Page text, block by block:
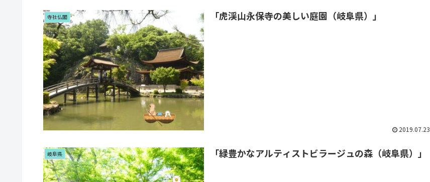
寺社仏閣 「虎渓山永保寺の美しい庭園（岐阜県）」
2019.07.23
岐阜県 「緑豊かなアルティストビラージュの森（岐阜県）」